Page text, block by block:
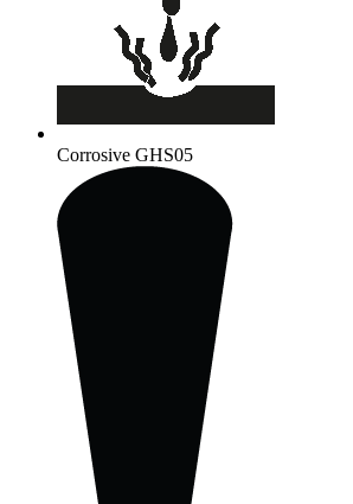
Corrosive GHS05